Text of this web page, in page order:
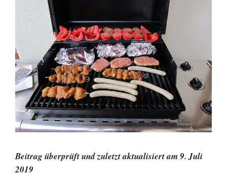
Beitrag überprüft und zuletzt aktualisiert am 9. Juli
2019